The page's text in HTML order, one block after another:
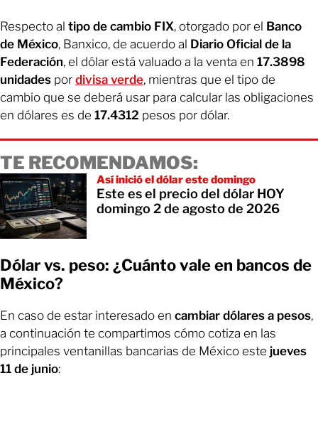
Respecto al tipo de cambio FIX, otorgado por el Banco
de México, Banxico, de acuerdo al Diario Oficial de la
Federación, el dólar está valuado a la venta en 17.3898
unidades por divisa verde, mientras que el tipo de
cambio que se deberá usar para calcular las obligaciones
en dólares es de 17.4312 pesos por dólar.
TE RECOMENDAMOS:
Así inició el dólar este domingo
Este es el precio del dólar HOY
domingo 2 de agosto de 2026
Dólar vs. peso: ¿Cuánto vale en bancos de
México?
En caso de estar interesado en cambiar dólares a pesos,
a continuación te compartimos cómo cotiza en las
principales ventanillas bancarias de México este jueves
11 de junio: